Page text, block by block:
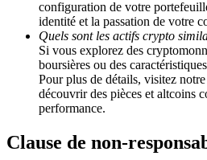
Register & Trade to Win
Precious Metals Trading Carnival
Trade Gold & Silver · 33,333
configuration de votre
identité et la passation de votre
Quels sont les actifs crypto
Si vous explorez des
boursières ou des
Pour plus de détails, visitez notre
découvrir des pièces et altcoins
performance.
Clause de non-